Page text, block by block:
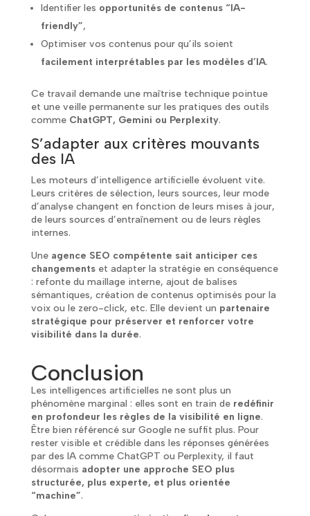
Identifier les opportunités de contenus “IA-
friendly”,
Optimiser vos contenus pour qu’ils soient
facilement interprétables par les modèles d’IA.
Ce travail demande une maîtrise technique pointue
et une veille permanente sur les pratiques des outils
comme ChatGPT, Gemini ou Perplexity.
S’adapter aux critères mouvants
des IA
Les moteurs d’intelligence artificielle évoluent vite.
Leurs critères de sélection, leurs sources, leur mode
d’analyse changent en fonction de leurs mises à jour,
de leurs sources d’entraînement ou de leurs règles
internes.
Une agence SEO compétente sait anticiper ces
changementset adapter la stratégie en conséquence
: refonte du maillage interne, ajout de balises
sémantiques, création de contenus optimisés pour la
voix ou le zero-click, etc. Elle devient un partenaire
stratégique pour préserver et renforcer votre
visibilité dans la durée.
Conclusion
Les intelligences artificielles ne sont plus un
phénomène marginal : elles sont en train de redéfinir
en profondeur les règles de la visibilité en ligne.
Être bien référencé sur Google ne suffit plus. Pour
rester visible et crédible dans les réponses générées
par des IA comme ChatGPT ou Perplexity, il faut
désormais adopter une approche SEO plus
structurée, plus experte, et plus orientée
“machine”.